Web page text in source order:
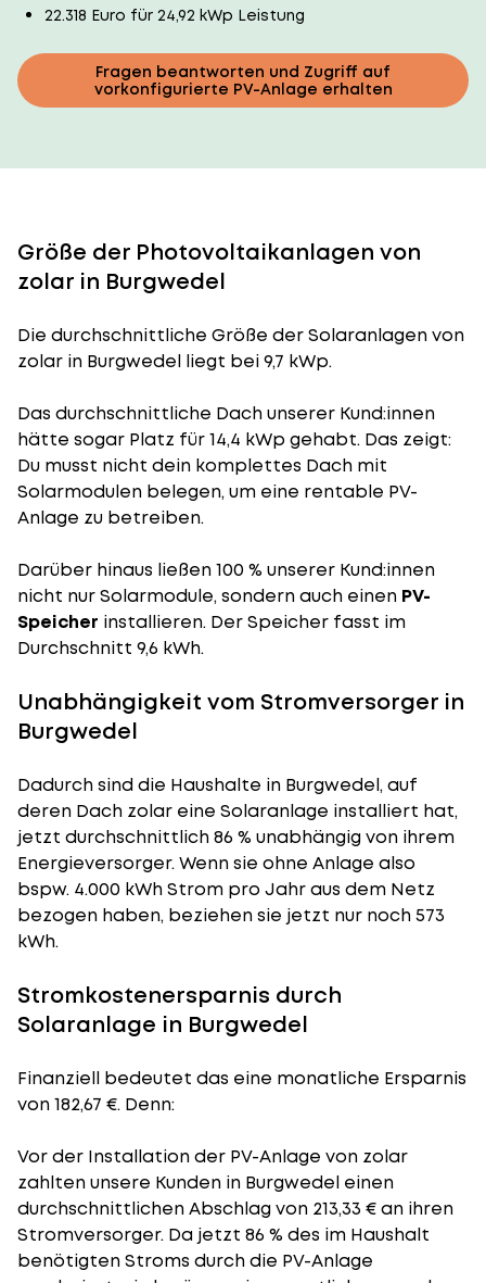
22.318 Euro für 24,92 kWp Leistung
Fragen beantworten und Zugriff auf
vorkonfigurierte PV-Anlage erhalten
Größe der Photovoltaikanlagen von
zolar in Burgwedel
Die durchschnittliche Größe der Solaranlagenvon
zolar in Burgwedel liegt bei 9,7 kWp.
Das durchschnittliche Dach unserer Kund:innen
hätte sogar Platz für 14,4 kWp gehabt. Das zeigt:
Du musst nicht dein komplettes Dach mit
Solarmodulen belegen, um eine rentable PV-
Anlage zu betreiben.
Darüber hinaus ließen 100 % unserer Kund:innen
nicht nur Solarmodule, sondern auch einen PV-
Speicher installieren. Der Speicher fasst im
Durchschnitt 9,6 kWh.
Unabhängigkeit vom Stromversorger in
Burgwedel
Dadurch sind die Haushalte in Burgwedel, auf
deren Dach zolar eine Solaranlage installiert hat,
jetzt durchschnittlich 86 % unabhängig von ihrem
Energieversorger. Wenn sie ohne Anlage also
bspw. 4.000 kWh Strom pro Jahr aus dem Netz
bezogen haben, beziehen sie jetzt nur noch 573
kWh.
Stromkostenersparnis durch
Solaranlage in Burgwedel
Finanziell bedeutet das eine monatliche Ersparnis
von 182,67 €. Denn:
Vor der Installation der PV-Anlage von zolar
zahlten unsere Kunden in Burgwedel einen
durchschnittlichen Abschlag von 213,33 € an ihren
Stromversorger. Da jetzt 86 % des im Haushalt
benötigten Stroms durch die PV-Anlage